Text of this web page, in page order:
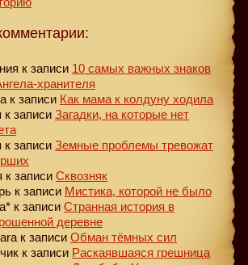
к записи 10 самых важных знаков
хранителя
к записи Как мама к колдуну ходила
к записи Загадки, на которые нет
к записи Земные проблемы тревожат
к записи Сквозняк
к записи Мистика, которой не было
к записи Странная история в
деревне
к записи Обман тёмных сил
к записи Раскаявшаяся грешница